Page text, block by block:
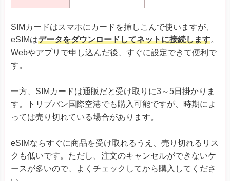
SIMカードはスマホにカードを挿しこんで使いますが、
eSIMはデータをダウンロードしてネットに接続します。
Webやアプリで申し込んだ後、すぐに設定できて便利で
す。
一方、SIMカードは通販だと受け取りに3～5日掛かりま
す。トリブバン国際空港でも購入可能ですが、時期によ
っては売り切れている場合があります。
eSIMならすぐに商品を受け取れるうえ、売り切れるリス
クも低いです。ただし、注文のキャンセルができないケ
ースが多いので、よくチェックしてから購入してくださ